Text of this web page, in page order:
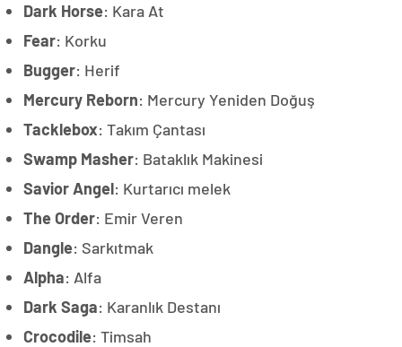
Dark Horse: Kara At
Fear: Korku
Bugger: Herif
Mercury Reborn: Mercury Yeniden Doğuş
Tacklebox: Takım Çantası
Swamp Masher: Bataklık Makinesi
Savior Angel: Kurtarıcı melek
The Order: Emir Veren
Dangle: Sarkıtmak
Alpha: Alfa
Dark Saga: Karanlık Destanı
Crocodile: Timsah